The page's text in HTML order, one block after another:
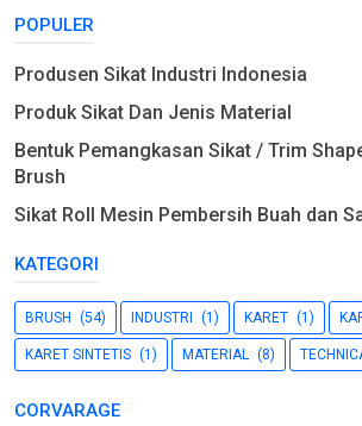
POPULER
Produsen Sikat Industri Indonesia
Produk Sikat Dan Jenis Material
Bentuk Pemangkasan Sikat / Trim
Brush
Sikat Roll Mesin Pembersih Buah dan
KATEGORI
BRUSH (54) INDUSTRI (1) KARET (1)
KARET SINTETIS (1) MATERIAL (8)
CORVARAGE